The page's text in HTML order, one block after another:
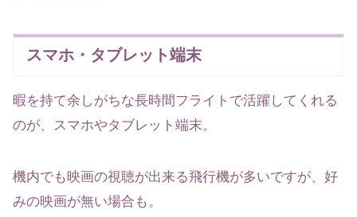
スマホ・タブレット端末
暇を持て余しがちな長時間フライトで活躍してくれる
のが、スマホやタブレット端末。
機内でも映画の視聴が出来る飛行機が多いですが、好
みの映画が無い場合も。